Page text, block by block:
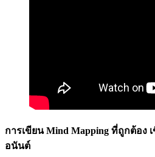
การเขียน Mind Mapping ที่ถูกต้อง
อนันต์